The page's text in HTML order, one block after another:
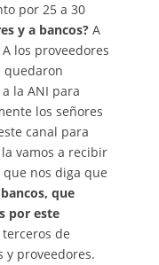
por 25 a 30
y a bancos? A
los proveedores
quedaron
la ANI para
los señores
canal para
vamos a recibir
nos diga que
que
por este
de
y proveedores.